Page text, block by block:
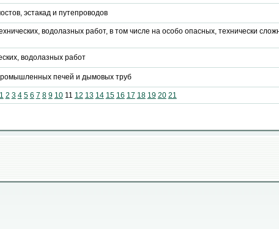
эстакад и путепроводов
водолазных работ, в том числе на особо опасных, технически
водолазных работ
печей и дымовых труб
1 2 3 4 5 6 7 8 9 10 11 12 13 14 15 16 17 18 19 20 21